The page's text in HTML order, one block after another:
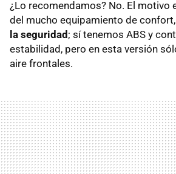
¿Lo recomendamos? No. El motivo
del mucho equipamiento de confort,
la seguridad ; sí tenemos ABS y
estabilidad, pero en esta versión
aire frontales.